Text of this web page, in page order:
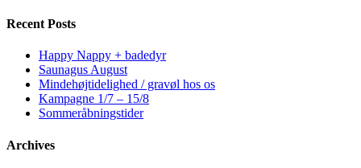
Recent Posts
Happy Nappy + badedyr
Saunagus August
Mindehøjtidelighed / gravøl hos os
Kampagne 1/7 – 15/8
Sommeråbningstider
Archives